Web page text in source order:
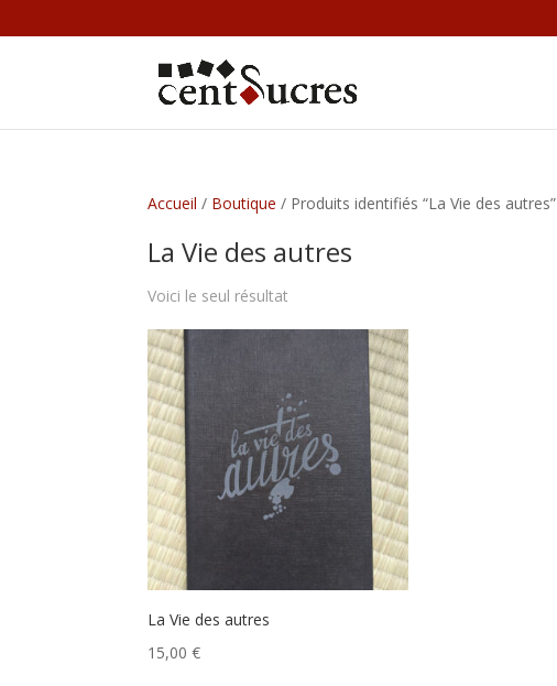
Accueil / Boutique / Produits identifiés “La Vie des autres”
La Vie des autres
Voici le seul résultat
La Vie des autres
15,00€